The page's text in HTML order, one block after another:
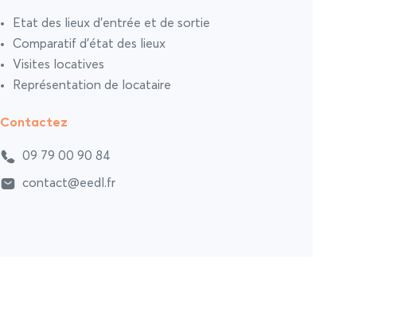
Etat des lieux d’entrée et de sortie
Comparatif d’état des lieux
Visites locatives
Représentation de locataire
Contactez
09 79 00 90 84
contact@eedl.fr